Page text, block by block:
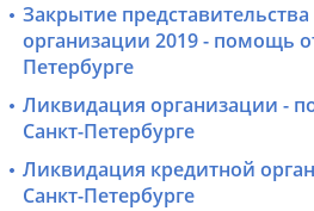
Закрытие
организации 2019 - помощь
Петербурге
Ликвидация организации -
Санкт-Петербурге
Ликвидация кредитной
Санкт-Петербурге